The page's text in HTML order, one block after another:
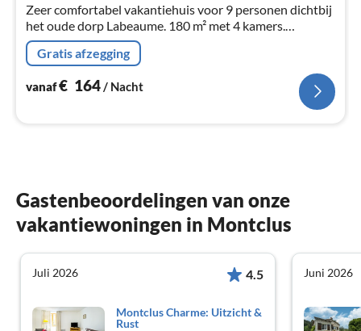
Zeer comfortabel vakantiehuis voor 9 personen dichtbij
het oude dorp Labeaume. 180 m² met 4 kamers.
Privégarage, "Pétanque"-terrein, zwembad, tafeltennis...
Gratis afzegging
vanaf€ 164 / Nacht
Gastenbeoordelingen van onze
vakantiewoningen in Montclus
Juli 2026 4.5
Montclus Charme: Uitzicht &
Rust
Juni 2026